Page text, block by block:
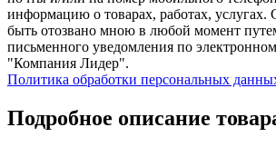
информацию о товарах, работах, услугах.
быть отозвано мною в любой момент
письменного уведомления по
"Компания Лидер".
Политика обработки персональных
Подробное описание